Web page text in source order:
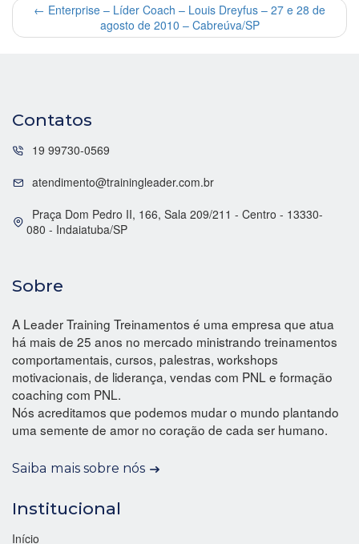
← Enterprise – Líder Coach – Louis Dreyfus – 27 e 28 de
agosto de 2010 – Cabreúva/SP
Contatos
19 99730-0569
atendimento@trainingleader.com.br
Praça Dom Pedro II, 166, Sala 209/211 - Centro - 13330-
080 - Indaiatuba/SP
Sobre
A Leader Training Treinamentos é uma empresa que atua
há mais de 25 anos no mercado ministrando treinamentos
comportamentais, cursos, palestras, workshops
motivacionais, de liderança, vendas com PNL e formação
coaching com PNL.
Nós acreditamos que podemos mudar o mundo plantando
uma semente de amor no coração de cada ser humano.
Saiba mais sobre nós
Institucional
Início